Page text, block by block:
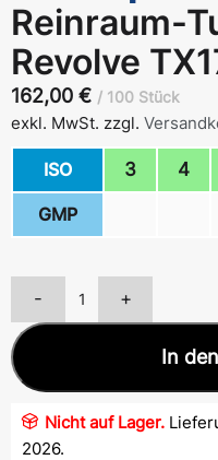
Reinraum-
Revolve
162,00 € 100 Stück
exkl. MwSt. zzgl.
ISO 3 4
GMP
- +
In
Nicht auf Lager.
2026.